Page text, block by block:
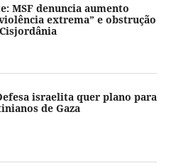
MSF denuncia aumento
extrema” e obstrução
israelita quer plano para
de Gaza